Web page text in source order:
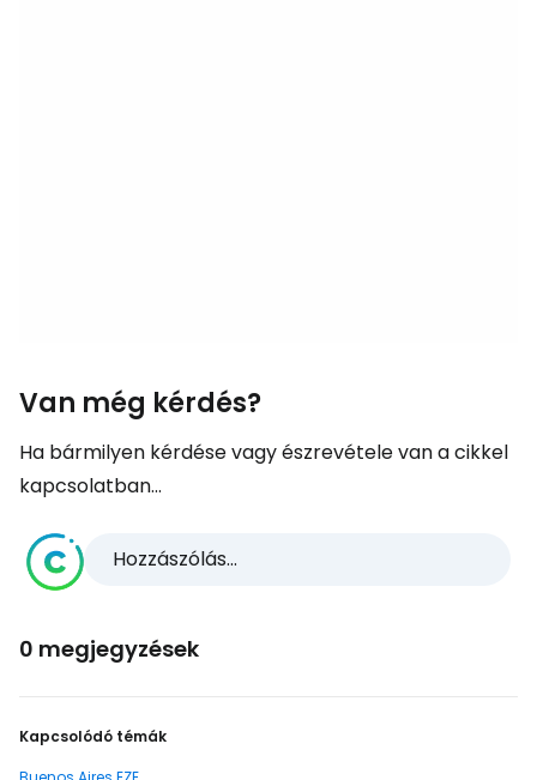
Van még kérdés?
Ha bármilyen kérdése vagy észrevétele van a cikkel
kapcsolatban...
Hozzászólás...
0 megjegyzések
Kapcsolódó témák